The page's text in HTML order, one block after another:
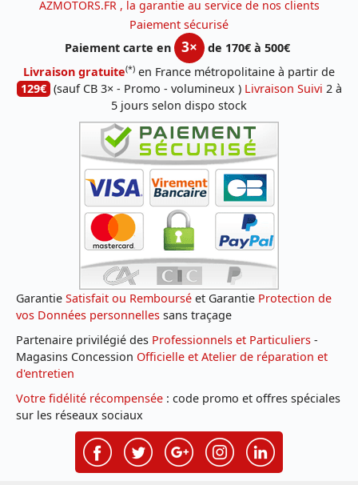
AZMOTORS.FR , la garantie au service de nos clients
Paiement sécurisé
Paiement carte en
3×
de 170€ à 500€
Livraison gratuite(*) en France métropolitaine à partir de
129€ (sauf CB 3× - Promo - volumineux ) Livraison Suivi 2 à
5 jours selon dispo stock
Garantie Satisfait ou Remboursé et Garantie Protection de
vos Données personnelles sans traçage
Partenaire privilégié des Professionnels et Particuliers -
Magasins Concession Officielle et Atelier de réparation et
d'entretien
Votre fidélité récompensée : code promo et offres spéciales
sur les réseaux sociaux